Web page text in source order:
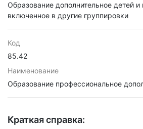
Образование дополнительное детей
включенное в другие группировки
Код
85.42
Наименование
Образование профессиональное
Краткая справка: